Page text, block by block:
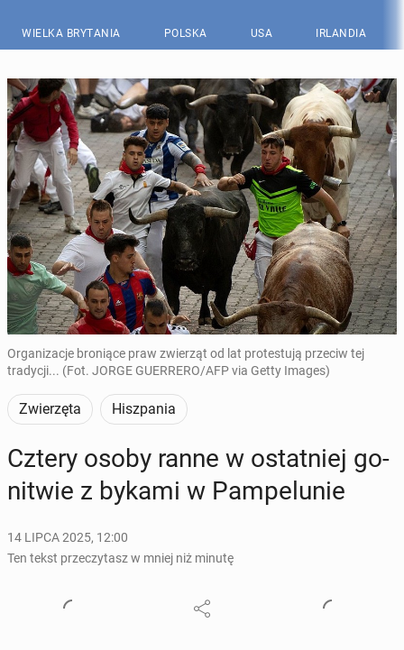
WIELKA BRYTANIA POLSKA USA IRLANDIA
Organizacje broniące praw zwierząt od lat protestują przeciw tej
tradycji... (Fot. JORGE GUERRERO/AFP via Getty Images)
Zwierzęta Hiszpania
Cztery osoby ranne w ostat­niej go­
ni­twie z bykami w Pam­pe­lu­nie
14 LIPCA 2025, 12:00
Ten tekst przeczytasz w mniej niż minutę